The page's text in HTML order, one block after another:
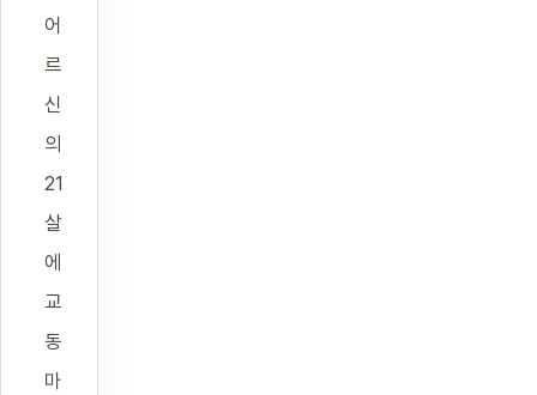
어
르
신
의
21
살
에
교
동
마